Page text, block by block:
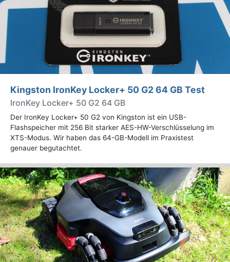
Kingston IronKey Locker+ 50 G2 64 GB Test
IronKey Locker+ 50 G2 64 GB
Der IronKey Locker+ 50 G2 von Kingston ist ein USB-
Flashspeicher mit 256 Bit starker AES-HW-Verschlüsselung im
XTS-Modus. Wir haben das 64-GB-Modell im Praxistest
genauer begutachtet.